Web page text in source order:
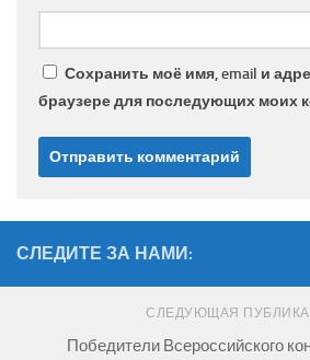
Сохранить моё имя, email и
браузере для последующих моих
СЛЕДИТЕ ЗА НАМИ:
СЛЕДУЮЩАЯ
Победители Всероссийского